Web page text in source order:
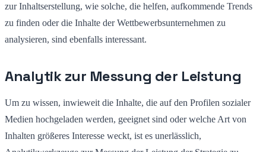
zur Inhaltserstellung, wie solche, die helfen, aufkommende Trends
zu finden oder die Inhalte der Wettbewerbsunternehmen zu
analysieren, sind ebenfalls interessant.
Analytik zur Messung der Leistung
Um zu wissen, inwieweit die Inhalte, die auf den Profilen sozialer
Medien hochgeladen werden, geeignet sind oder welche Art von
Inhalten größeres Interesse weckt, ist es unerlässlich,